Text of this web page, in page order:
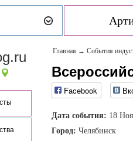
Главная → События
Facebook
Дата события: 18
Город: Челябинск